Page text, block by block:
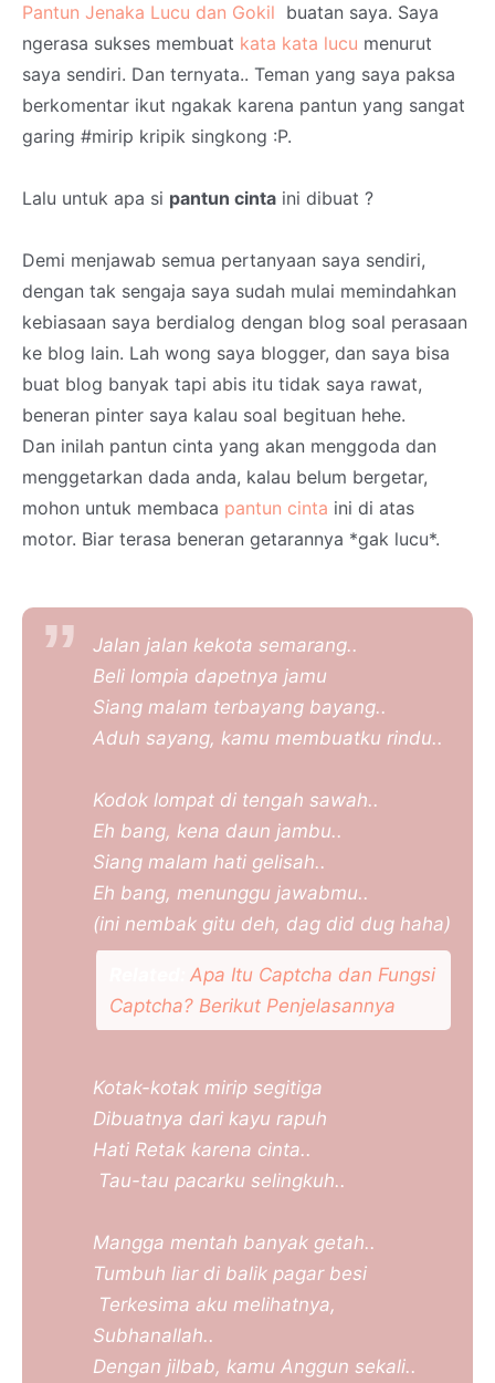
Pantun Jenaka Lucu dan Gokil buatan saya. Saya
ngerasa sukses membuat kata kata lucu menurut
saya sendiri. Dan ternyata.. Teman yang saya paksa
berkomentar ikut ngakak karena pantun yang sangat
garing #mirip kripik singkong :P.
Lalu untuk apa si pantun cinta ini dibuat ?
Demi menjawab semua pertanyaan saya sendiri,
dengan tak sengaja saya sudah mulai memindahkan
kebiasaan saya berdialog dengan blog soal perasaan
ke blog lain. Lah wong saya blogger, dan saya bisa
buat blog banyak tapi abis itu tidak saya rawat,
beneran pinter saya kalau soal begituan hehe.
Dan inilah pantun cinta yang akan menggoda dan
menggetarkan dada anda, kalau belum bergetar,
mohon untuk membaca pantun cinta ini di atas
motor. Biar terasa beneran getarannya *gak lucu*.
Jalan jalan kekota semarang..
Beli lompia dapetnya jamu
Siang malam terbayang bayang..
Aduh sayang, kamu membuatku rindu..
Kodok lompat di tengah sawah..
Eh bang, kena daun jambu..
Siang malam hati gelisah..
Eh bang, menunggu jawabmu..
(ini nembak gitu deh, dag did dug haha)
Apa Itu Captcha dan Fungsi
Captcha? Berikut Penjelasannya
Kotak-kotak mirip segitiga
Dibuatnya dari kayu rapuh
Hati Retak karena cinta..
Tau-tau pacarku selingkuh..
Mangga mentah banyak getah..
Tumbuh liar di balik pagar besi
Terkesima aku melihatnya,
Subhanallah..
Dengan jilbab, kamu Anggun sekali..